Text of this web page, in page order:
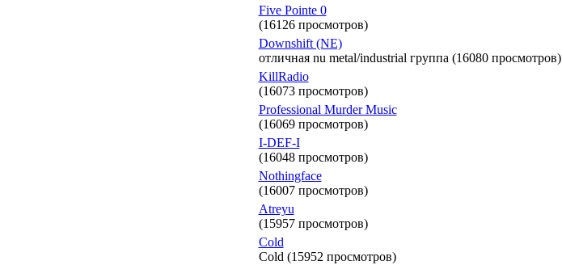
Five Pointe 0
(16126 просмотров)
Downshift (NE)
отличная nu metal/industrial группа (16080 просмотров)
KillRadio
(16073 просмотров)
Professional Murder Music
(16069 просмотров)
I-DEF-I
(16048 просмотров)
Nothingface
(16007 просмотров)
Atreyu
(15957 просмотров)
Cold
Cold (15952 просмотров)